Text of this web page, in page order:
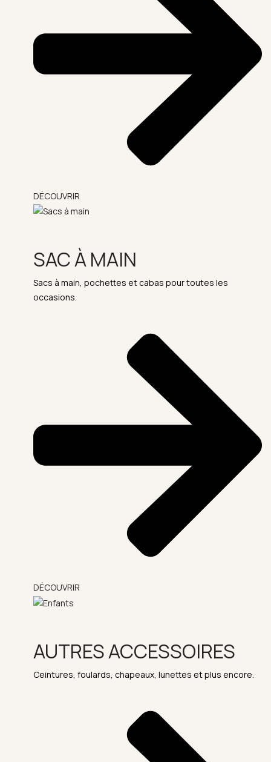
DÉCOUVRIR
SAC À MAIN
Sacs à main, pochettes et cabas pour toutes les
occasions.
DÉCOUVRIR
AUTRES ACCESSOIRES
Ceintures, foulards, chapeaux, lunettes et plus encore.